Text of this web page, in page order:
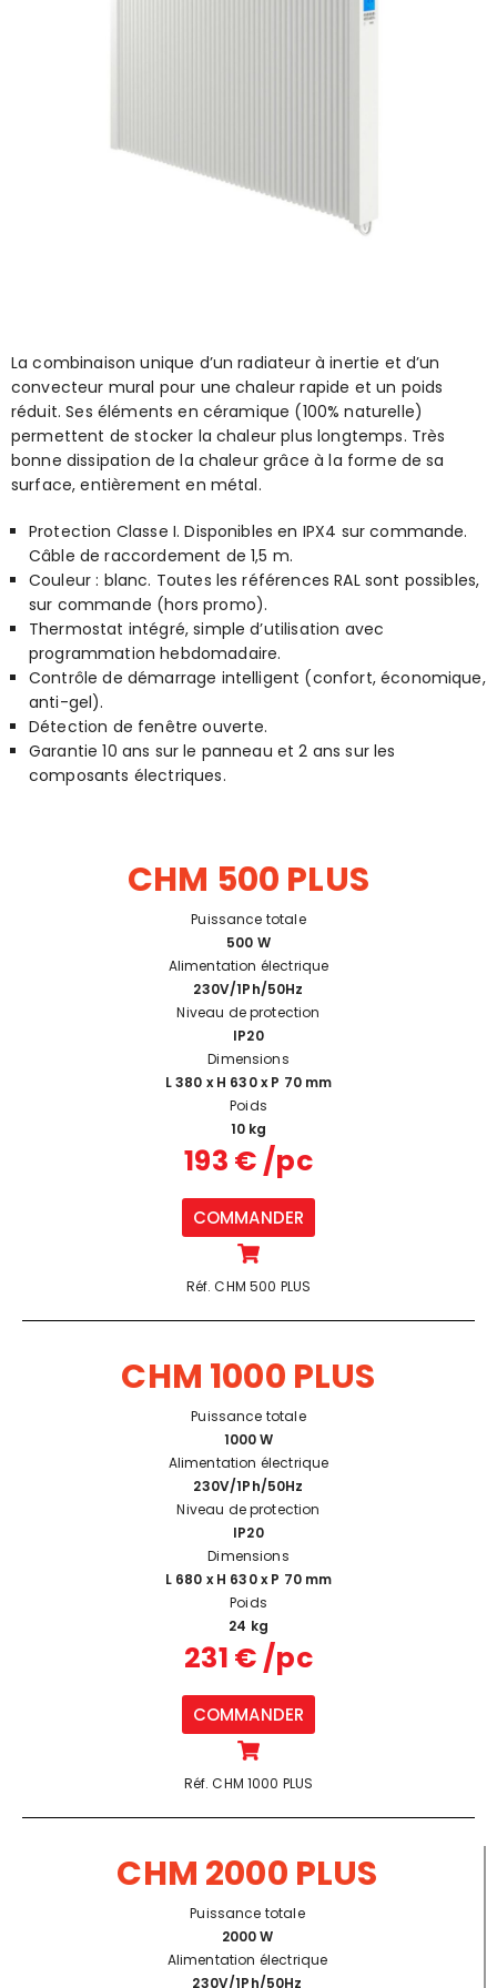
La combinaison unique d’un radiateur à inertie et d’un
convecteur mural pour une chaleur rapide et un poids
réduit. Ses éléments en céramique (100% naturelle)
permettent de stocker la chaleur plus longtemps. Très
bonne dissipation de la chaleur grâce à la forme de sa
surface, entièrement en métal.
Protection Classe I. Disponibles en IPX4 sur commande.
Câble de raccordement de 1,5 m.
Couleur : blanc. Toutes les références RAL sont possibles,
sur commande (hors promo).
Thermostat intégré, simple d’utilisation avec
programmation hebdomadaire.
Contrôle de démarrage intelligent (confort, économique,
anti-gel).
Détection de fenêtre ouverte.
Garantie 10 ans sur le panneau et 2 ans sur les
composants électriques.
CHM 500 PLUS
Puissance totale
500 W
Alimentation électrique
230V/1Ph/50Hz
Niveau de protection
IP20
Dimensions
L 380 x H 630 x P 70 mm
Poids
10 kg
193 € /pc
COMMANDER
Réf. CHM 500 PLUS
CHM 1000 PLUS
Puissance totale
1000 W
Alimentation électrique
230V/1Ph/50Hz
Niveau de protection
IP20
Dimensions
L 680 x H 630 x P 70 mm
Poids
24 kg
231 € /pc
COMMANDER
Réf. CHM 1000 PLUS
CHM 2000 PLUS
Puissance totale
2000 W
Alimentation électrique
230V/1Ph/50Hz